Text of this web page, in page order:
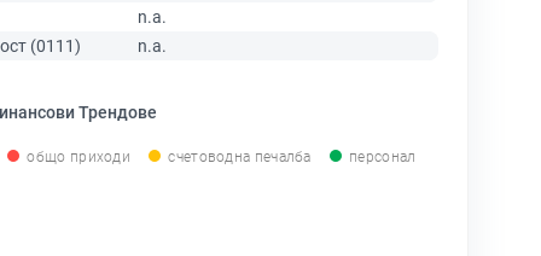
n.a.
(0111)
n.a.
Трендове
общо приходи счетоводна печалба персонал